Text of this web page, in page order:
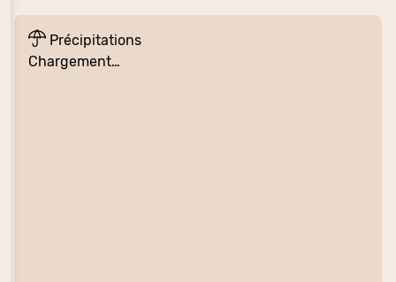
Précipitations
Chargement…